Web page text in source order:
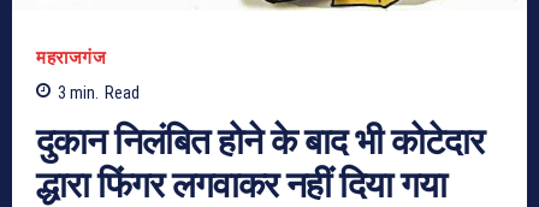
महराजगंज
3 min. Read
दुकान निलंबित होने के बाद भी कोटेदार
द्धारा फिंगर लगवाकर नहीं दिया गया